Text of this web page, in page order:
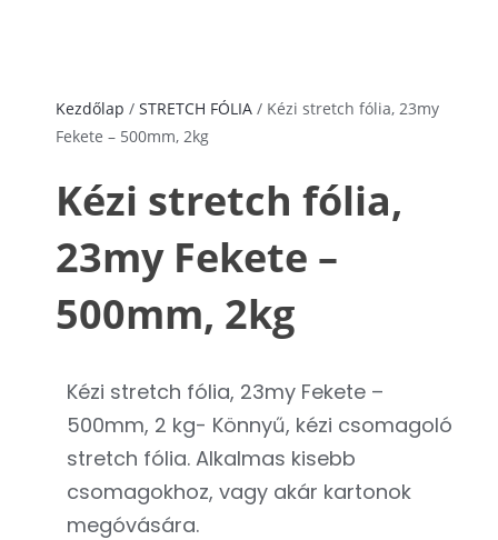
Kezdőlap / STRETCH FÓLIA / Kézi stretch fólia, 23my
Fekete – 500mm, 2kg
Kézi stretch fólia,
23my Fekete –
500mm, 2kg
Kézi stretch fólia, 23my Fekete –
500mm, 2 kg- Könnyű, kézi csomagoló
stretch fólia. Alkalmas kisebb
csomagokhoz, vagy akár kartonok
megóvására.